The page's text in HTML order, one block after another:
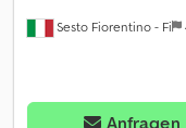
Sesto Fiorentino - Fi
Anfragen